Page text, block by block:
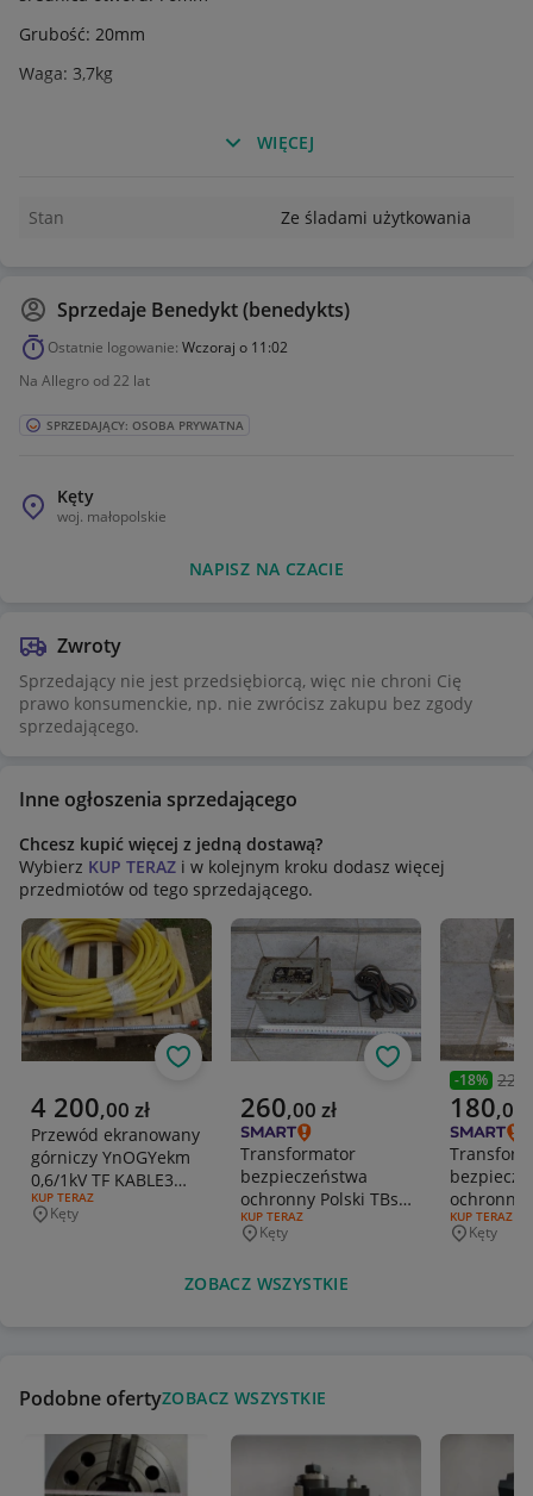
Grubość: 20mm
Waga: 3,7kg
WIĘCEJ
Stan Ze śladami użytkowania
Sprzedaje Benedykt (benedykts)
Ostatnie logowanie: Wczoraj o 11:02
Na Allegro od 22 lat
SPRZEDAJĄCY: OSOBA PRYWATNA
Kęty
woj. małopolskie
NAPISZ NA CZACIE
Zwroty
Sprzedający nie jest przedsiębiorcą, więc nie chroni Cię
prawo konsumenckie, np. nie zwrócisz zakupu bez zgody
sprzedającego.
Inne ogłoszenia sprzedającego
Chcesz kupić więcej z jedną dostawą?
Wybierz KUP TERAZ i w kolejnym kroku dodasz więcej
przedmiotów od tego sprzedającego.
Aktualna cena
4 200,00 zł
Przewód ekranowany
górniczy YnOGYekm
0,6/1kV TF KABLE3
2010
RODZAJ OFERTY:
KUP TERAZ
Miejscowość
Kęty
Obserwuj
Aktualna cena
260,00 zł
Transformator
bezpieczeństwa
ochronny Polski TBs-
160
RODZAJ OFERTY:
KUP TERAZ
Miejscowość
Kęty
Obserwuj
-18%
Aktualna
180,00
ochronny
nowa
RODZAJ
KUP TERAZ
Kęty
ZOBACZ WSZYSTKIE
Podobne ofertyZOBACZ WSZYSTKIE